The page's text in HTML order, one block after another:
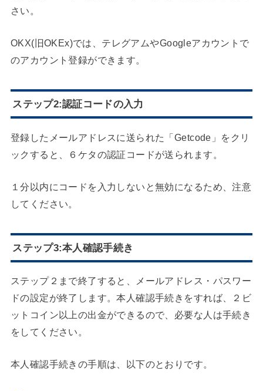
さい。
OKX(旧OKEx)では、テレグアムやGoogleアカウントで
のアカウント登録ができます。
ステップ2:認証コードの入力
登録したメールアドレスに送られた「Getcode」をクリ
ックすると、６ケタの認証コードが送られます。
１分以内にコードを入力しないと無効になるため、注意
してください。
ステップ3:本人確認手続き
ステップ２まで終了すると、メールアドレス・パスワー
ドの設定が終了します。本人確認手続きをすれば、２ビ
ットコイン以上の出金ができるので、必要な人は手続き
をしてください。
本人確認手続きの手順は、以下のとおりです。